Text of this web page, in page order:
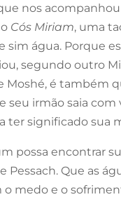
nos
Cós Miriam, uma
sim água. Porque
segundo outro
Moshé, é também
seu irmão saia com
ter significado sua
possa encontrar
Pessach. Que as
o medo e o